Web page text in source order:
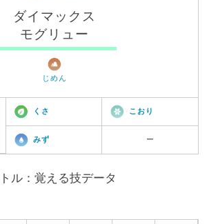
ダイマックス
モグリュー
じめん
くさ こおり
みず ー
ル：覚える技データ